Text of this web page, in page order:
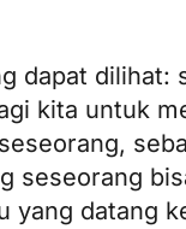
dapat dilihat:
kita untuk
seseorang
datang